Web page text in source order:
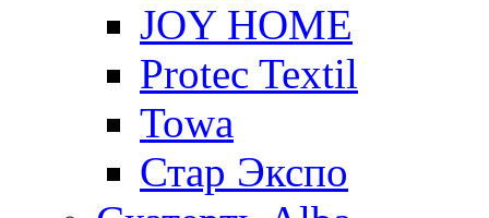
JOY HOME
Protec Textil
Towa
Стар Экспо